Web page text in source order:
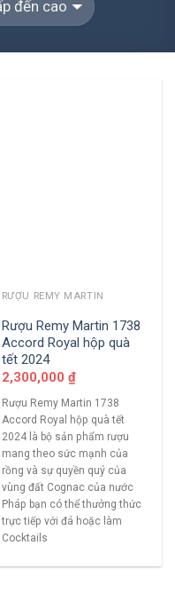
RƯỢU REMY MARTIN
Rượu Remy Martin 1738
Accord Royal hộp quà
tết 2024
2,300,000 ₫
Rượu Remy Martin 1738
Accord Royal hộp quà tết
2024 là bộ sản phẩm rượu
mang theo sức mạnh của
rồng và sự quyền quý của
vùng đất Cognac của nước
Pháp bạn có thể thưởng thức
trực tiếp với đá hoặc làm
Cocktails